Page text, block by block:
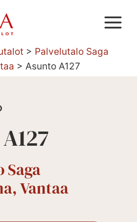
> Palvelutalo Saga
> Asunto A127
Saga
Vantaa